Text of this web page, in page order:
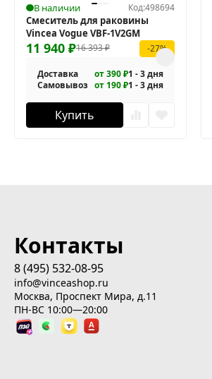
В наличии Код:498694
Смеситель для раковины
Vincea Vogue VBF-1V2GM
16 393₽
11 940 ₽ -27%
Доставка от 390 ₽1 - 3 дня
Самовывоз от 190 ₽1 - 3 дня
Купить
Контакты
8 (495) 532-08-95
info@vinceashop.ru
Москва, Проспект Мира, д.11
ПН-ВС 10:00—20:00